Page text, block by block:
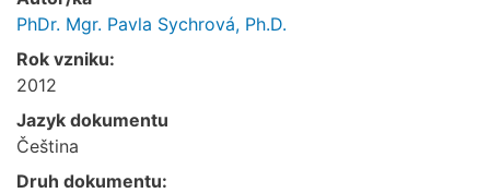
PhDr. Mgr. Pavla Sychrová, Ph.D.
Rok vzniku:
2012
Jazyk dokumentu
Čeština
Druh dokumentu: